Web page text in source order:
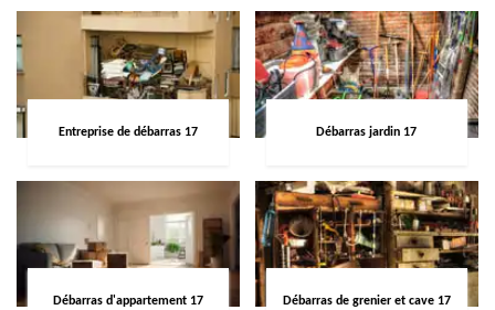
Entreprise de débarras 17 Débarras jardin 17
Débarras d'appartement 17 Débarras de grenier et cave 17